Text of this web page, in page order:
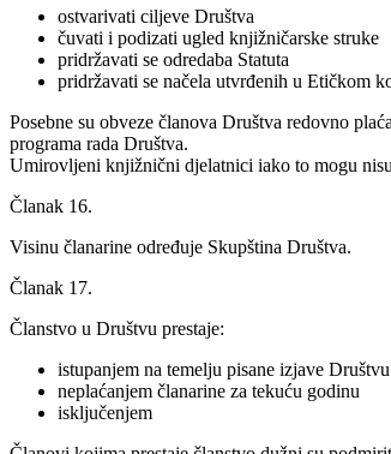
ostvarivati ciljeve Društva
čuvati i podizati ugled knjižničarske struke
pridržavati se odredaba Statuta
pridržavati se načela utvrđenih u Etičkom
Posebne su obveze članova Društva redovno
programa rada Društva.
Umirovljeni knjižnični djelatnici iako to mogu
Članak 16.
Visinu članarine određuje Skupština Društva.
Članak 17.
Članstvo u Društvu prestaje:
istupanjem na temelju pisane izjave Društvu
neplaćanjem članarine za tekuću godinu
isključenjem